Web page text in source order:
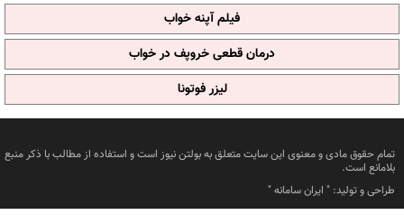
فیلم آپنه خواب
درمان قطعی خروپف در خواب
لیزر فوتونا
تمام حقوق مادی و معنوی این سایت متعلق به بولتن نیوز است و استفاده از مطالب با ذکر منبع
بلامانع است.
طراحی و تولید: " ایران سامانه"